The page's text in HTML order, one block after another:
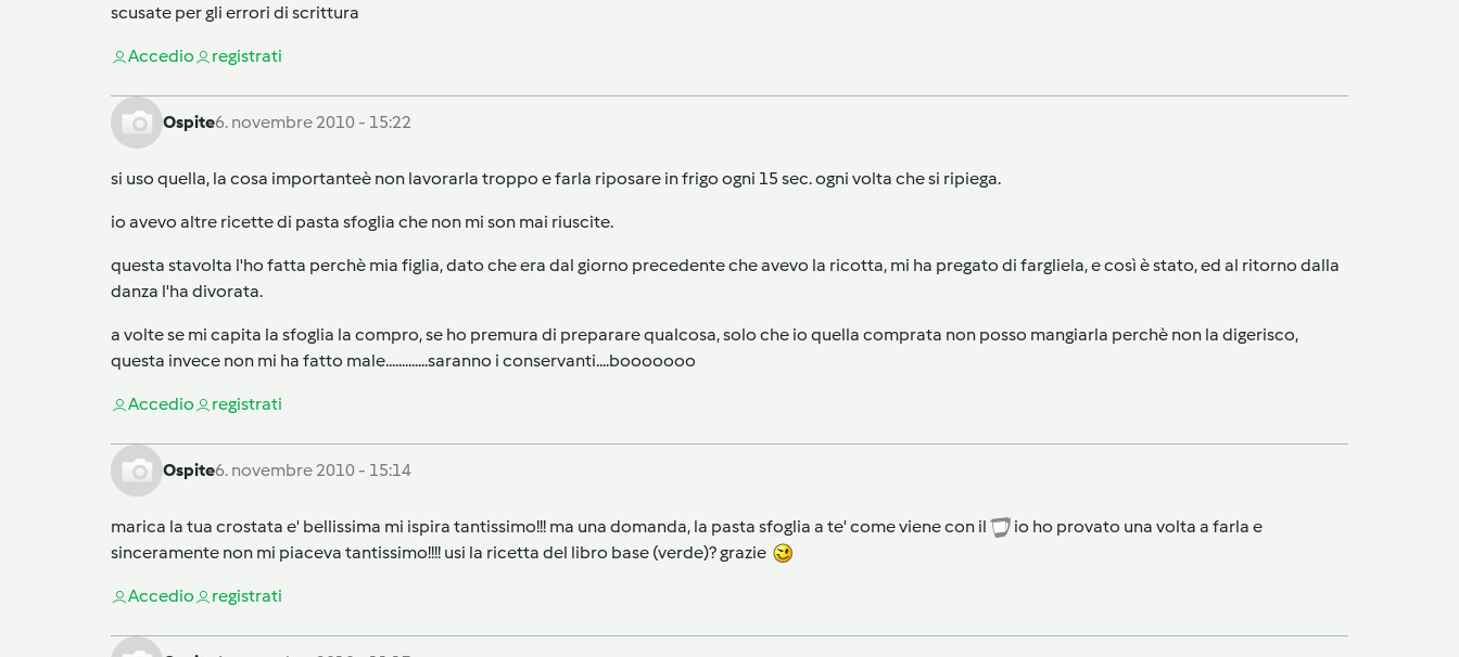
scusate per gli errori di scrittura
Accedio registrati
Ospite6. novembre 2010 - 15:22
si uso quella, la cosa importanteè non lavorarla troppo e farla riposare in frigo ogni 15 sec. ogni volta che si ripiega.
io avevo altre ricette di pasta sfoglia che non mi son mai riuscite.
questa stavolta l'ho fatta perchè mia figlia, dato che era dal giorno precedente che avevo la ricotta, mi ha pregato di fargliela, e così è stato, ed al ritorno dalla
danza l'ha divorata.
a volte se mi capita la sfoglia la compro, se ho premura di preparare qualcosa, solo che io quella comprata non posso mangiarla perchè non la digerisco,
questa invece non mi ha fatto male.............saranno i conservanti....booooooo
Accedio registrati
Ospite6. novembre 2010 - 15:14
marica la tua crostata e' bellissima mi ispira tantissimo!!! ma una domanda, la pasta sfoglia a te' come viene con il
io ho provato una volta a farla e
sinceramente non mi piaceva tantissimo!!!! usi la ricetta del libro base (verde)? grazie
Accedio registrati